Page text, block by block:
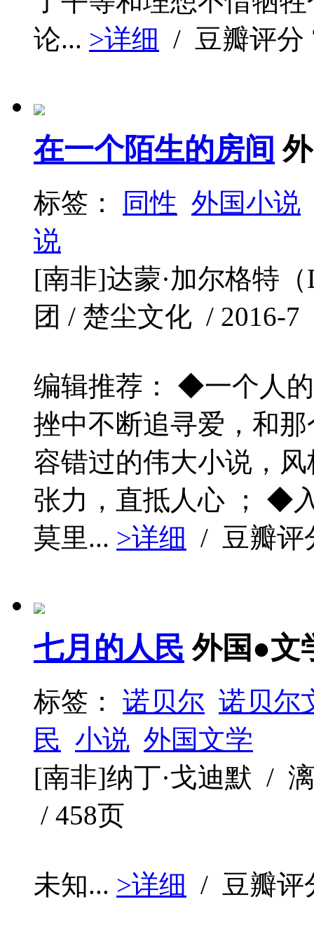
论... >详细 / 豆瓣评分
在一个陌生的房间
标签： 同性 外国小说
说
[南非]达蒙·加尔格特
团 / 楚尘文化 / 2016-
编辑推荐： ◆一个人
挫中不断追寻爱，和
容错过的伟大小说，
张力，直抵人心 ； ◆
莫里... >详细 / 豆瓣
七月的人民 外国●文
标签： 诺贝尔 诺贝尔
民 小说 外国文学
[南非]纳丁·戈迪默 /
/ 458页
未知... >详细 / 豆瓣